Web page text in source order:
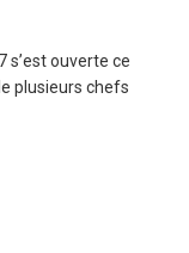
s’est ouverte ce
plusieurs chefs